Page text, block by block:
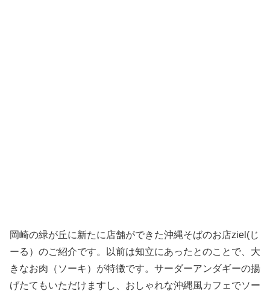
岡崎の緑が丘に新たに店舗ができた沖縄そばのお店ziel(じ
ーる）のご紹介です。以前は知立にあったとのことで、大
きなお肉（ソーキ）が特徴です。サーダーアンダギーの揚
げたてもいただけますし、おしゃれな沖縄風カフェでソー